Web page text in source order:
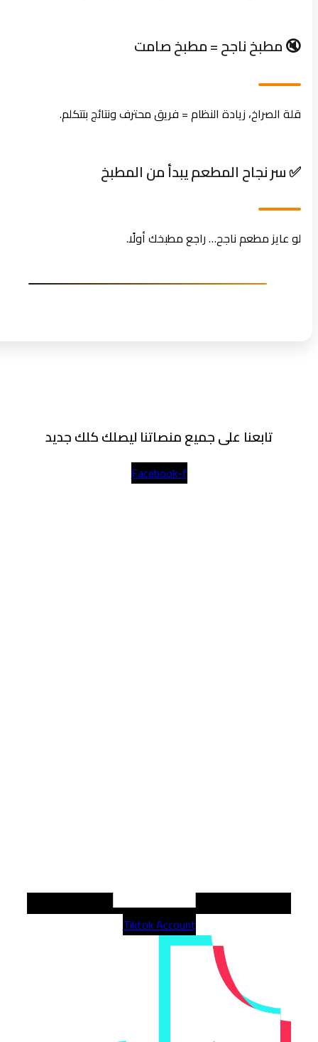
🔇 مطبخ ناجح = مطبخ صامت
قلة الصراخ، زيادة النظام = فريق محترف ونتائج بتتكلم.
✅ سر نجاح المطعم يبدأ من المطبخ
لو عايز مطعم ناجح… راجع مطبخك أولًا.
تابعنا على جميع منصاتنا ليصلك كلك جديد
Facebook-f
Tiktok Account